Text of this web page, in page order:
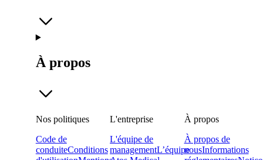
À propos
Nos politiques
Code de
conduiteConditions
L'entreprise
L'équipe de
managementL’équipe
À propos
À propos de
nousInformations